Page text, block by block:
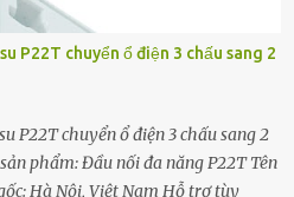
tốt, chống move, chống đánh lửa và
làm từ nhựa ABS chất lượng cao có
vỡ tốt. - Chân phích đồng Ø4mm
bón...
P22T chuyển ổ điện 3 chấu sang 2
P22T chuyển ổ điện 3 chấu sang 2
phẩm: Đầu nối đa năng P22T Tên
Hà Nội, Việt Nam Hỗ trợ tùy